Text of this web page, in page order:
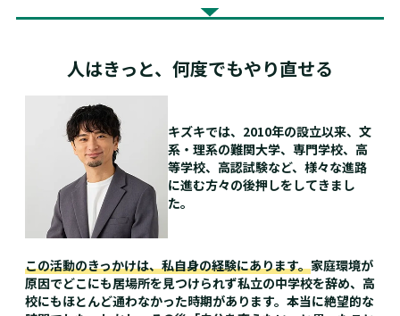
人はきっと、 何度でもやり直せる
キズキでは、2010年の設立以来、文
系・理系の難関大学、専門学校、高
等学校、高認試験など、様々な進路
に進む方々の後押しをしてきまし
た。
この活動のきっかけは、私自身の経験にあります。家庭環境が
原因でどこにも居場所を見つけられず私立の中学校を辞め、高
校にもほとんど通わなかった時期があります。本当に絶望的な